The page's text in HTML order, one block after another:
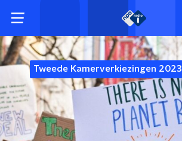
Tweede Kamerverkiezingen 2023